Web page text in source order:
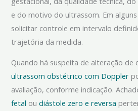
e do motivo do ultrassom. Em
solicitar controle em intervalo
trajetória da medida.
Quando há suspeita de alteração de
ultrassom obstétrico com Doppler
avaliação, conforme indicação.
fetal oudiástole zero e reversa